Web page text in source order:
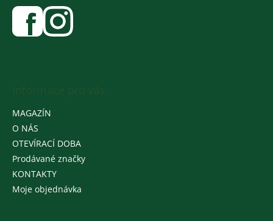
MAGAZÍN
O NÁS
OTEVÍRACÍ DOBA
Prodávané značky
KONTAKTY
Moje objednávka